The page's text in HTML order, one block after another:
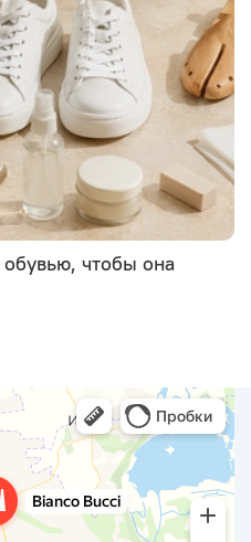
обувью, чтобы она